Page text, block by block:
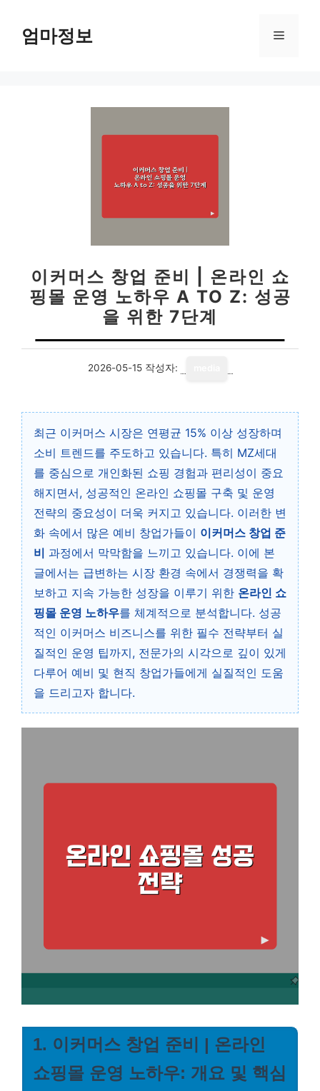
엄마정보 메
이커머스 창업 준비 | 온라인 쇼
핑몰 운영 노하우 A TO Z: 성공
을 위한 7단계
2026-05-15 작성자:
최근 이커머스 시장은 연평균 15% 이상 성장하며
소비 트렌드를 주도하고 있습니다. 특히 MZ세대
를 중심으로 개인화된 쇼핑 경험과 편리성이 중요
해지면서, 성공적인 온라인 쇼핑몰 구축 및 운영
전략의 중요성이 더욱 커지고 있습니다. 이러한 변
화 속에서 많은 예비 창업가들이 이커머스 창업 준
비 과정에서 막막함을 느끼고 있습니다. 이에 본
글에서는 급변하는 시장 환경 속에서 경쟁력을 확
보하고 지속 가능한 성장을 이루기 위한 온라인 쇼
핑몰 운영 노하우를 체계적으로 분석합니다. 성공
적인 이커머스 비즈니스를 위한 필수 전략부터 실
질적인 운영 팁까지, 전문가의 시각으로 깊이 있게
다루어 예비 및 현직 창업가들에게 실질적인 도움
을 드리고자 합니다.
1. 이커머스 창업 준비 | 온라인
쇼핑몰 운영 노하우: 개요 및 핵심